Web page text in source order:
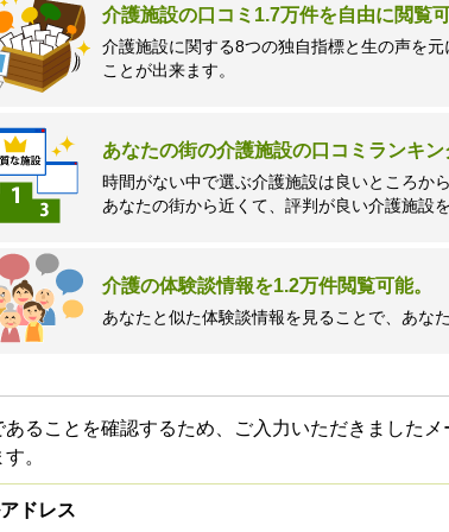
介護施設の口コミ1.7万件を自由に閲覧可
介護施設に関する8つの独自指標と生の声を
ことが出来ます。
あなたの街の介護施設の口コミランキン
時間がない中で選ぶ介護施設は良いところか
あなたの街から近くて、評判が良い介護施設
介護の体験談情報を1.2万件閲覧可能。
あなたと似た体験談情報を見ることで、あな
あることを確認するため、ご入力いただきました
。
ドレス